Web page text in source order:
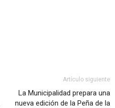
Artículo siguiente
La Municipalidad prepara una
nueva edición de la Peña de la